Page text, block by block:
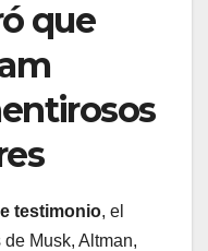
que
testimonio, el
Musk, Altman,